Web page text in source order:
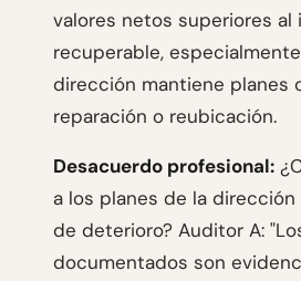
valores netos superiores al
recuperable,
dirección mantiene planes
reparación o reubicación.
Desacuerdo profesional:
a los planes de la dirección
de deterioro? Auditor A:
documentados son